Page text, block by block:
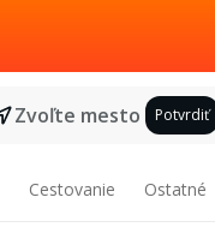
Zvoľte mesto Potvrdiť
Cestovanie Ostatné